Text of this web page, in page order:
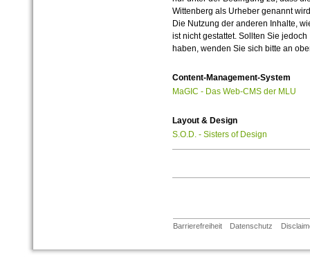
Wittenberg als Urheber genannt
Die Nutzung der anderen Inhalte,
ist nicht gestattet. Sollten Sie
haben, wenden Sie sich bitte an
Content-Management-System
MaGIC - Das Web-CMS der MLU
Layout & Design
S.O.D. - Sisters of Design
Barrierefreiheit Datenschutz